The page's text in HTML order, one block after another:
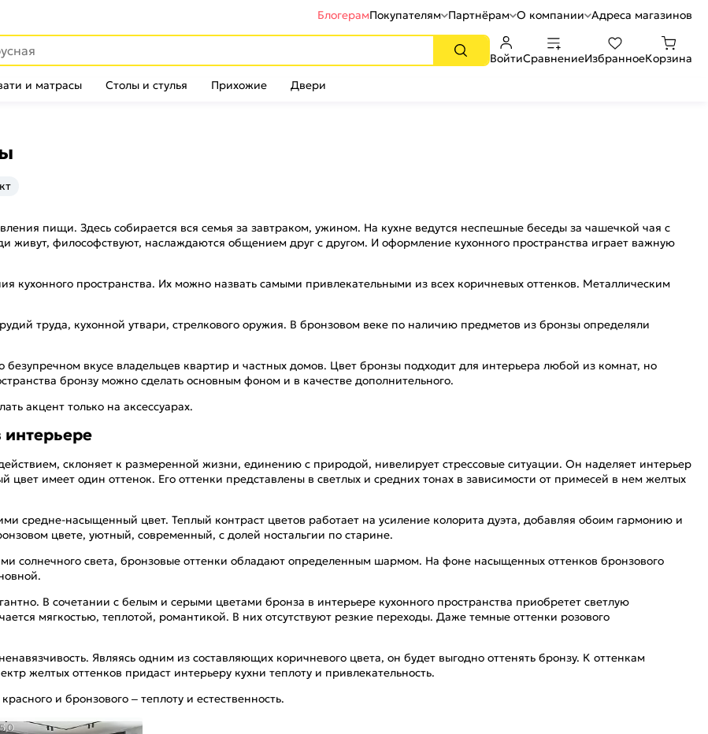
БлогерамПокупателям Партнёрам О компании Адреса магазинов
ВойтиСравнениеИзбранноеКорзина
и матрасы Столы и стулья Прихожие Двери
пищи. Здесь собирается вся семья за завтраком, ужином. На кухне ведутся неспешные беседы за чашечкой чая с
живут, философствуют, наслаждаются общением друг с другом. И оформление кухонного пространства играет важную
кухонного пространства. Их можно назвать самыми привлекательными из всех коричневых оттенков. Металлическим
труда, кухонной утвари, стрелкового оружия. В бронзовом веке по наличию предметов из бронзы определяли
безупречном вкусе владельцев квартир и частных домов. Цвет бронзы подходит для интерьера любой из комнат, но
бронзу можно сделать основным фоном и в качестве дополнительного.
акцент только на аксессуарах.
интерьере
склоняет к размеренной жизни, единению с природой, нивелирует стрессовые ситуации. Он наделяет интерьер
цвет имеет один оттенок. Его оттенки представлены в светлых и средних тонах в зависимости от примесей в нем желтых
средне-насыщенный цвет. Теплый контраст цветов работает на усиление колорита дуэта, добавляя обоим гармонию и
цвете, уютный, современный, с долей ностальгии по старине.
солнечного света, бронзовые оттенки обладают определенным шармом. На фоне насыщенных оттенков бронзового
В сочетании с белым и серыми цветами бронза в интерьере кухонного пространства приобретет светлую
мягкостью, теплотой, романтикой. В них отсутствуют резкие переходы. Даже темные оттенки розового
Являясь одним из составляющих коричневого цвета, он будет выгодно оттенять бронзу. К оттенкам
желтых оттенков придаст интерьеру кухни теплоту и привлекательность.
и бронзового – теплоту и естественность.
5,0